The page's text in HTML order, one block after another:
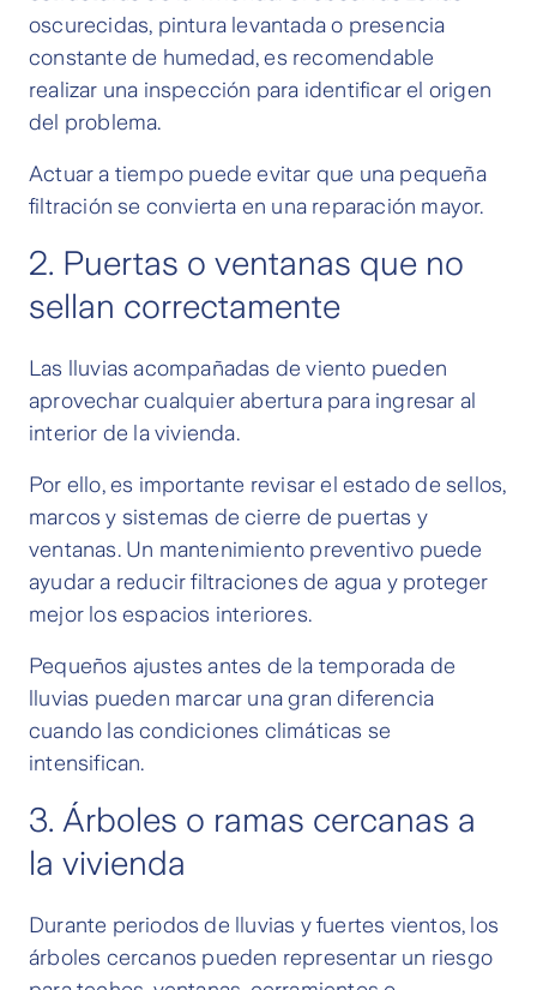
oscurecidas, pintura levantada o presencia
constante de humedad, es recomendable
realizar una inspección para identificar el origen
del problema.
Actuar a tiempo puede evitar que una pequeña
filtración se convierta en una reparación mayor.
2. Puertas o ventanas que no
sellan correctamente
Las lluvias acompañadas de viento pueden
aprovechar cualquier abertura para ingresar al
interior de la vivienda.
Por ello, es importante revisar el estado de sellos,
marcos y sistemas de cierre de puertas y
ventanas. Un mantenimiento preventivo puede
ayudar a reducir filtraciones de agua y proteger
mejor los espacios interiores.
Pequeños ajustes antes de la temporada de
lluvias pueden marcar una gran diferencia
cuando las condiciones climáticas se
intensifican.
3. Árboles o ramas cercanas a
la vivienda
Durante periodos de lluvias y fuertes vientos, los
árboles cercanos pueden representar un riesgo